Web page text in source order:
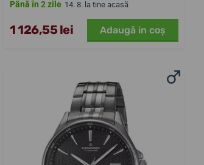
Până în 2 zile 14. 8. la tine acasă
1 126,55 lei Adaugă in coş